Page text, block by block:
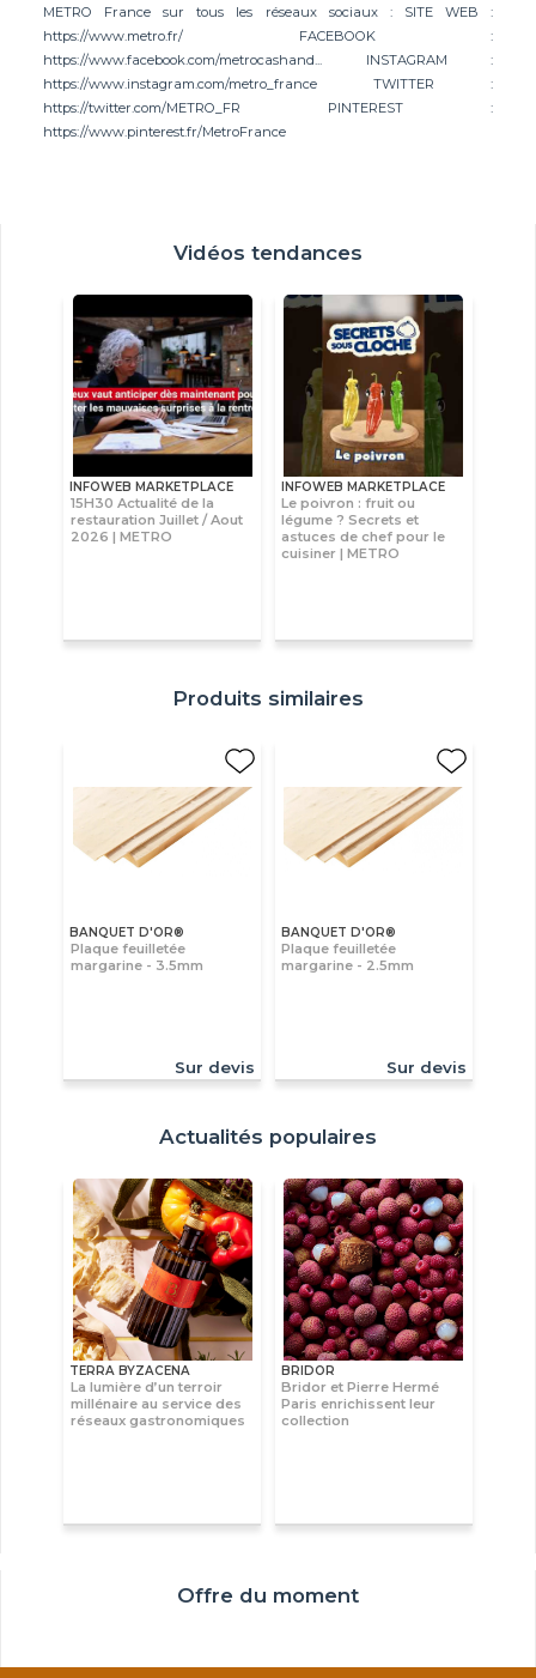
METRO France sur tous les réseaux sociaux : SITE WEB :
https://www.metro.fr/ FACEBOOK :
https://www.facebook.com/metrocashand... INSTAGRAM :
https://www.instagram.com/metro_france TWITTER :
https://twitter.com/METRO_FR PINTEREST :
https://www.pinterest.fr/MetroFrance
Vidéos tendances
INFOWEB MARKETPLACE
15H30 Actualité de la
restauration Juillet / Aout
2026 | METRO
INFOWEB MARKETPLACE
Le poivron : fruit ou
légume ? Secrets et
astuces de chef pour le
cuisiner | METRO
Produits similaires
BANQUET D'OR®
Plaque feuilletée
margarine - 3.5mm
Sur devis
BANQUET D'OR®
Plaque feuilletée
margarine - 2.5mm
Sur devis
Actualités populaires
TERRA BYZACENA
La lumière d’un terroir
millénaire au service des
réseaux gastronomiques
BRIDOR
Bridor et Pierre Hermé
Paris enrichissent leur
collection
Offre du moment